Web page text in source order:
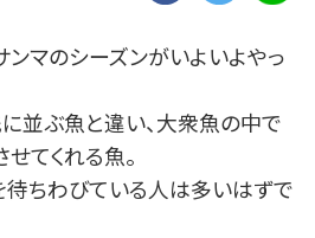
マのシーズンがいよいよやっ
並ぶ魚と違い、大衆魚の中で
てくれる魚。
ちわびている人は多いはずで